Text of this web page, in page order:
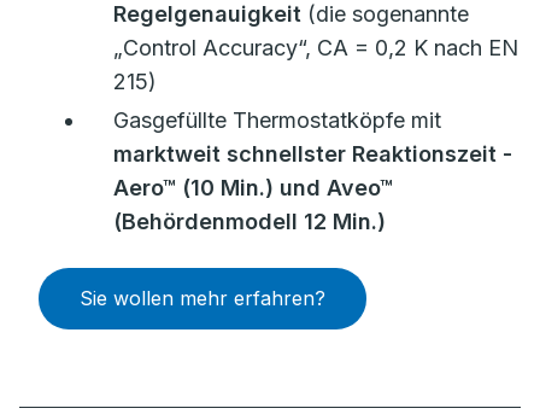
Regelgenauigkeit (die sogenannte
„Control Accuracy“, CA = 0,2 K nach EN
215)
Gasgefüllte Thermostatköpfe mit
marktweit schnellster Reaktionszeit -
Aero™ (10 Min.) und Aveo™
(Behördenmodell 12 Min.)
Sie wollen mehr erfahren?